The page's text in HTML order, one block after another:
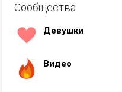
Сообщества
Девушки
Видео